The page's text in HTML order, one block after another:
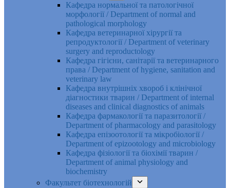
Кафедра нормальної та патологічної
морфології / Department of normal and
pathological morphology
Кафедра ветеринарної хірургії та
репродуктології / Department of veterinary
surgery and reproductology
Кафедра гігієни, санітарії та ветеринарного
права / Department of hygiene, sanitation and
veterinary law
Кафедра внутрішніх хвороб і клінічної
діагностики тварин / Department of internal
diseases and clinical diagnostics of animals
Кафедра фармакології та паразитології /
Department of pharmacology and parasitology
Кафедра епізоотології та мікробіології /
Department of epizootology and microbiology
Кафедра фізіології та біохімії тварин /
Department of animal physiology and
biochemistry
Факультет біотехнологій